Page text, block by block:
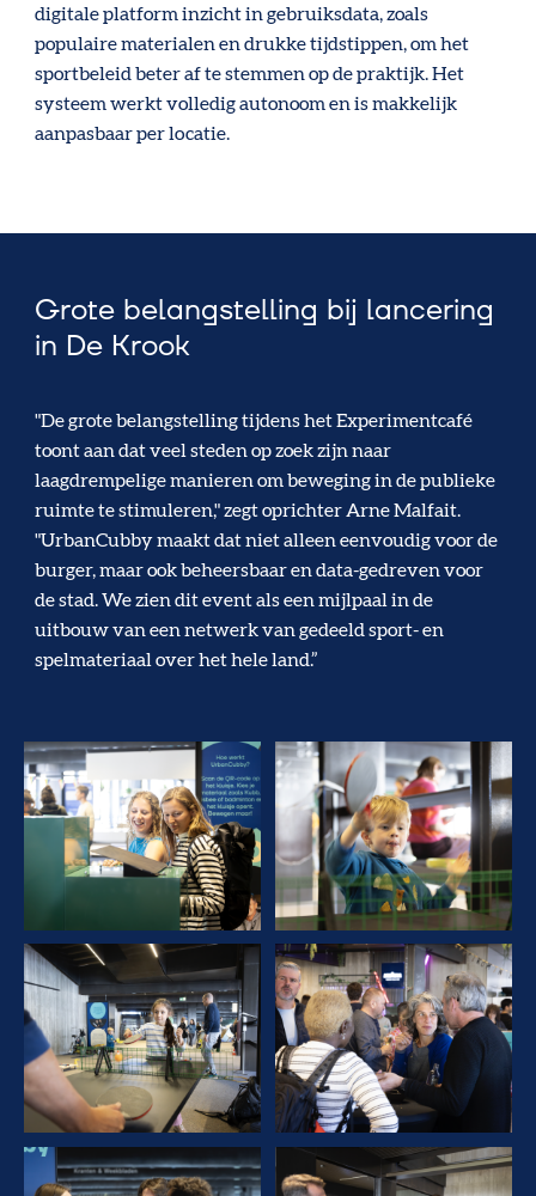
digitale platform inzicht in gebruiksdata, zoals
populaire materialen en drukke tijdstippen, om het
sportbeleid beter af te stemmen op de praktijk. Het
systeem werkt volledig autonoom en is makkelijk
aanpasbaar per locatie.
Grote belangstelling bij lancering
in De Krook
"De grote belangstelling tijdens het Experimentcafé
toont aan dat veel steden op zoek zijn naar
laagdrempelige manieren om beweging in de publieke
ruimte te stimuleren," zegt oprichter Arne Malfait.
"UrbanCubby maakt dat niet alleen eenvoudig voor de
burger, maar ook beheersbaar en data-gedreven voor
de stad. We zien dit event als een mijlpaal in de
uitbouw van een netwerk van gedeeld sport- en
spelmateriaal over het hele land.”